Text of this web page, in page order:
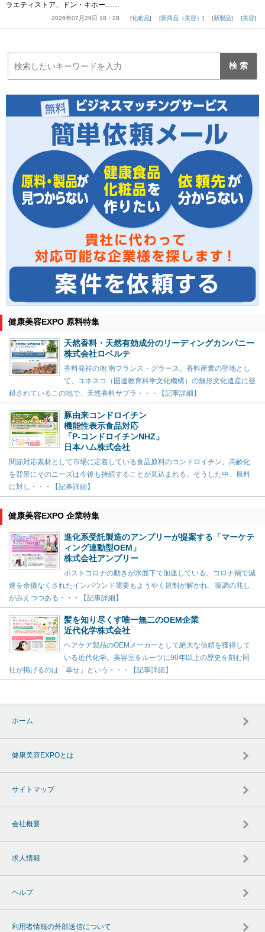
ラエティストア、ドン・キホー……
2026年07月29日 18：28 化粧品 新商品（美容） 新製品 美容
健康美容EXPO 原料特集
天然香料・天然有効成分のリーディングカンパニー
株式会社ロベルテ
香料発祥の地 南フランス・グラース。香料産業の聖地とし
て、ユネスコ（国連教育科学文化機構）の無形文化遺産に登
録されているこの地で、天然香料サプラ・・・【記事詳細】
豚由来コンドロイチン
機能性表示食品対応
「P-コンドロイチンNHZ」
日本ハム株式会社
関節対応素材として市場に定着している食品原料のコンドロイチン。高齢化
を背景にそのニーズは今後も持続することが見込まれる。そうした中、原料
に対し・・・【記事詳細】
健康美容EXPO 企業特集
進化系受託製造のアンプリーが提案する「マーケテ
ィング連動型OEM」
株式会社アンプリー
ポストコロナの動きが水面下で加速している。コロナ禍で減
速を余儀なくされたインバウンド需要もようやく規制が解かれ、復調の兆し
がみえつつある・・・【記事詳細】
髪を知り尽くす唯一無二のOEM企業
近代化学株式会社
ヘアケア製品のOEMメーカーとして絶大な信頼を獲得して
いる近代化学。美容室をルーツに90年以上の歴史を刻む同
社が掲げるのは「幸せ」という・・・【記事詳細】
ホーム
健康美容EXPOとは
サイトマップ
会社概要
求人情報
ヘルプ
利用者情報の外部送信について